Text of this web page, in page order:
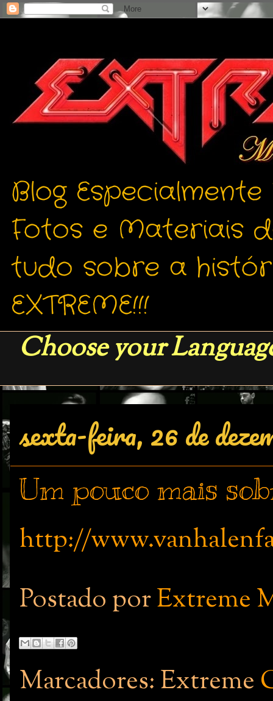
Blog
Fotos e Materiais
tudo sobre a
EXTREME!!!
Choose your
sexta-feira, 26 de
Um pouco mais
http://
Postado porExtreme
Marcadores: Extreme